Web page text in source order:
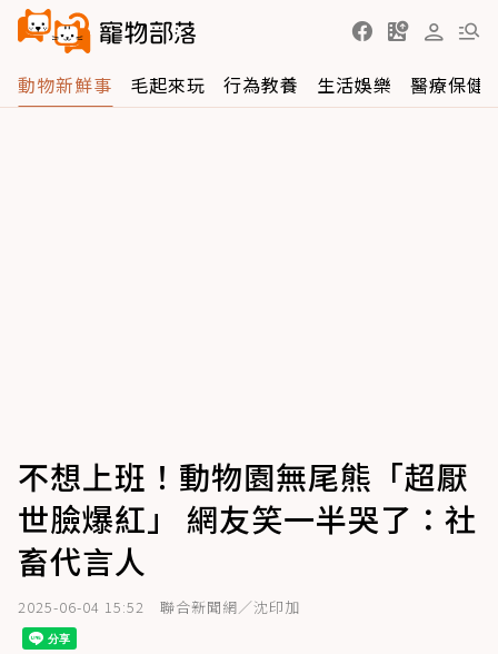
動物新鮮事 毛起來玩 行為教養 生活娛樂 醫療保健
不想上班！動物園無尾熊「超厭
世臉爆紅」 網友笑一半哭了：社
畜代言人
2025-06-04 15:52 聯合新聞網／沈印加